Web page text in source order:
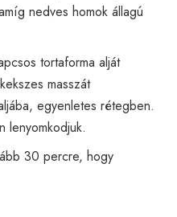
nedves homok állagú
tortaforma alját
masszát
egyenletes rétegben.
lenyomkodjuk.
30 percre, hogy